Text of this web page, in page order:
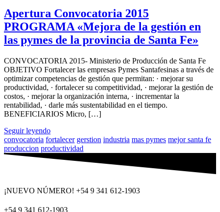
Apertura Convocatoria 2015
PROGRAMA «Mejora de la gestión en
las pymes de la provincia de Santa Fe»
CONVOCATORIA 2015- Ministerio de Producción de Santa Fe
OBJETIVO Fortalecer las empresas Pymes Santafesinas a través de
optimizar competencias de gestión que permitan: · mejorar su
productividad, · fortalecer su competitividad, · mejorar la gestión de
costos, · mejorar la organización interna, · incrementar la
rentabilidad, · darle más sustentabilidad en el tiempo.
BENEFICIARIOS Micro, […]
Seguir leyendo
convocatoria fortalecer gerstion industria mas pymes mejor santa fe
produccion productividad
¡NUEVO NÚMERO! +54 9 341 612-1903
+54 9 341 612-1903